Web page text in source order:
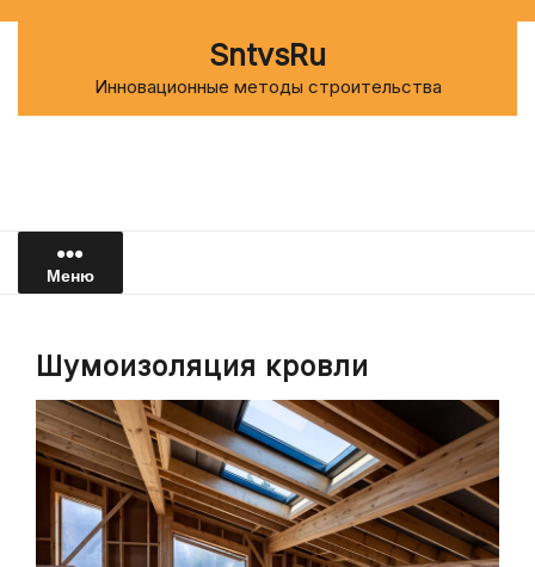
SntvsRu
Инновационные методы строительства
Меню
Шумоизоляция кровли